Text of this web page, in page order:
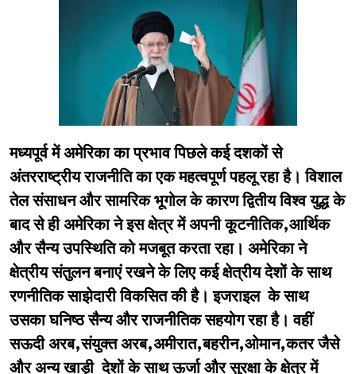
मध्यपूर्व में अमेरिका का प्रभाव पिछले कई दशकों से
अंतरराष्ट्रीय राजनीति का एक महत्वपूर्ण पहलू रहा है। विशाल
तेल संसाधन और सामरिक भूगोल के कारण द्वितीय विश्व युद्ध के
बाद से ही अमेरिका ने इस क्षेत्र में अपनी कूटनीतिक,आर्थिक
और सैन्य उपस्थिति को मजबूत करता रहा। अमेरिका ने
क्षेत्रीय संतुलन बनाएं रखने के लिए कई क्षेत्रीय देशों के साथ
रणनीतिक साझेदारी विकसित की है। इजराइल के साथ
उसका घनिष्ठ सैन्य और राजनीतिक सहयोग रहा है। वहीं
सऊदी अरब,संयुक्त अरब,अमीरात,बहरीन,ओमान,कतर जैसे
और अन्य खाड़ी देशों के साथ ऊर्जा और सुरक्षा के क्षेत्र में